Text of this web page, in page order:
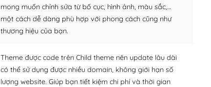
mong muốn chỉnh sửa từ bố cục, hình ảnh, màu sắc,…
một cách dễ dàng phù hợp với phong cách cũng như
thương hiệu của bạn.
Theme được code trên Child theme nên update lâu dài
có thể sử dụng được nhiều domain, không giới hạn số
lượng website. Giúp bạn tiết kiệm chi phí và thời gian